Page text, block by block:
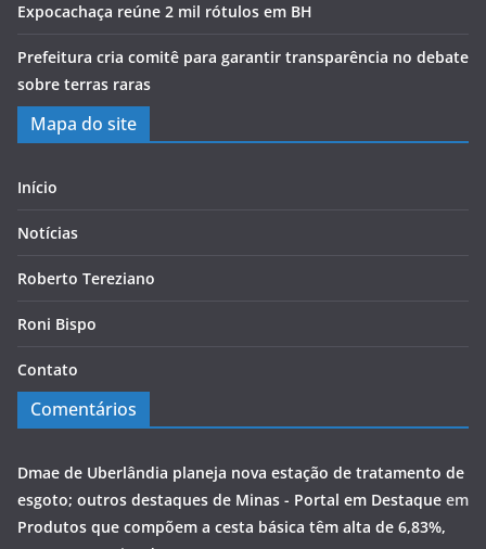
Expocachaça reúne 2 mil rótulos em BH
Prefeitura cria comitê para garantir transparência no debate
sobre terras raras
Mapa do site
Início
Notícias
Roberto Tereziano
Roni Bispo
Contato
Comentários
Dmae de Uberlândia planeja nova estação de tratamento de
esgoto; outros destaques de Minas - Portal em Destaque em
Produtos que compõem a cesta básica têm alta de 6,83%,